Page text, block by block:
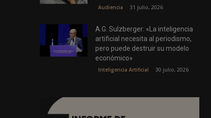
Audiencia 31 julio, 2026
A.G. Sulzberger: «La inteligencia
artificial necesita al periodismo,
pero puede destruir su modelo
económico»
Inteligencia Artificial 30 julio, 2026